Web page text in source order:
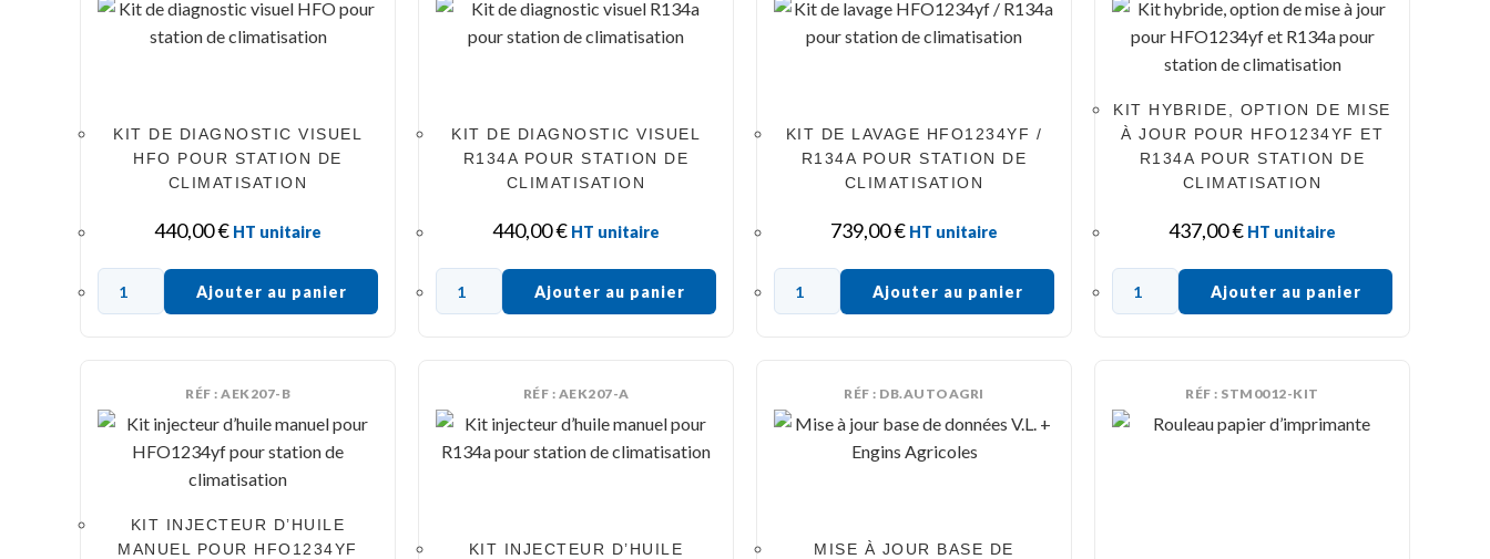
KIT DE DIAGNOSTIC VISUEL
HFO POUR STATION DE
CLIMATISATION
440,00€ HT unitaire
Ajouter au panier
KIT DE DIAGNOSTIC VISUEL
R134A POUR STATION DE
CLIMATISATION
440,00€ HT unitaire
Ajouter au panier
KIT DE LAVAGE HFO1234YF /
R134A POUR STATION DE
CLIMATISATION
739,00€ HT unitaire
Ajouter au panier
KIT HYBRIDE, OPTION DE MISE
À JOUR POUR HFO1234YF ET
R134A POUR STATION DE
CLIMATISATION
437,00€ HT unitaire
Ajouter au panier
RÉF : AEK207-B
KIT INJECTEUR D’HUILE
MANUEL POUR HFO1234YF
RÉF : AEK207-A
KIT INJECTEUR D’HUILE
RÉF : DB.AUTOAGRI
MISE À JOUR BASE DE
RÉF : STM0012-KIT